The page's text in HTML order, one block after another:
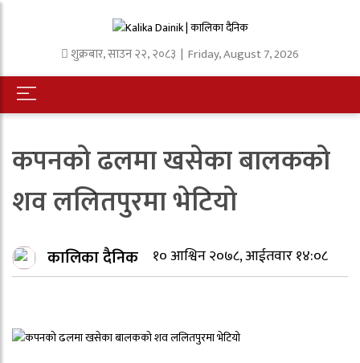
शुक्रबार,साउन२२,२०८३ | Friday, August 7, 2026
कपनको ढलमा खसेका बालकको
शव ललितपुरमा भेटियो
कालिका दैनिक १० आश्विन २०७८, आईतवार १४:०८